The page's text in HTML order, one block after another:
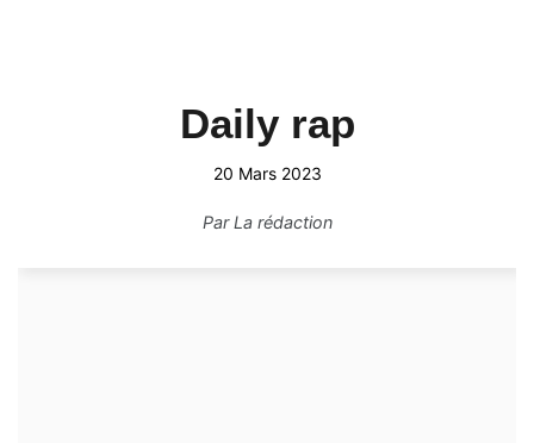
Daily rap
20 Mars 2023
ParLa rédaction